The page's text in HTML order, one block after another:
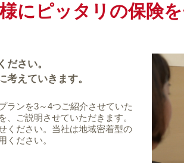
にピッタリの保険を
さい。
えていきます。
ランを3～4つご紹介させていた
ご説明させていただきます。
ください。当社は地域密着型の
ください。